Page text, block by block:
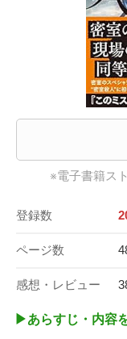
※電子書籍ス
登録数
ページ数
感想・レビュー
▶︎あらすじ・内容